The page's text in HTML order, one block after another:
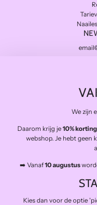
Kwaliteitsstoffen die
Op afspraak open
bestellingen
The Final Stitch bevindt zich
Schiemond
Mail:
We zijn
Daarom krijg je10% korting
webshop. Je hebt geen
➡️ Vanaf10 augustus
Kies dan voor de optie